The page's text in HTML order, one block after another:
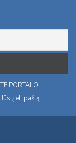
PORTALO
el. paštą.